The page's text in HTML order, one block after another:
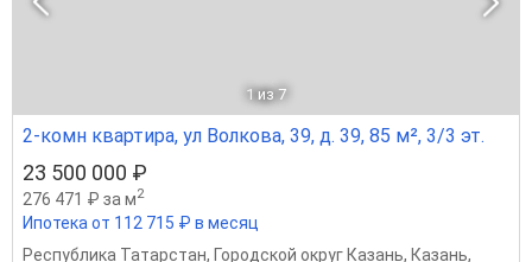
1 из 7
2-комн квартира, ул Волкова, 39, д. 39, 85 м², 3/3 эт.
23 500 000 ₽
276 471 ₽ за м2
Ипотека от 112 715 ₽ в месяц
Республика Татарстан, Городской округ Казань, Казань,